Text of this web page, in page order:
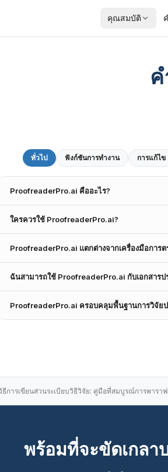
คุณสมบัติ
ทั่วไป ฟังก์ชันการทำงาน การแก้ไข
ProofreaderPro.ai คืออะไร?
రీడింగ్ వేదిక. ఇది పరిశోధకులు, పీజీ విద్యార్థులు,
ముఖ్యమైన భాషా సమస్యలను పరిష్కరిస్తుంది.
Word కి ఎగుమతి చేయగల సామర్థ్యం ఉన్నాయి. ఇది
పరిశోధనలకు నమ్మదగిన సాధనంగా చేస్తుంది.
ใครควรใช้ ProofreaderPro.ai?
ต้นฉบับของพวกเขาเป็นไปตามมาตรฐานทางวิช
บทความวิจัย วิทยานิพนธ์ ดุษฎีนิพนธ์ หรือเนื้อห
ProofreaderPro.ai แตกต่างจากเครื่องมือการต
การเขียนเชิงวิชาการ มันใช้โมเดลภาษาขั้นสูง
จะสอดคล้องกับโทนและโครงสร้างทางวิชาการ
ฉันสามารถใช้ ProofreaderPro.ai กับเอกสารป
วารสาร วิทยานิพนธ์ บทความการประชุม ข้อเส
คุณจะกำลังปรับปรุงงานวิชาการเพื่อการส่งต้น
ProofreaderPro.ai ครอบคลุมพื้นฐานการวิจัยป
ธีการเขียนส่วนระเบียบวิธีวิจัย: คู่มือที่สมบูรณ์
พร้อมที่จะขัดเกล